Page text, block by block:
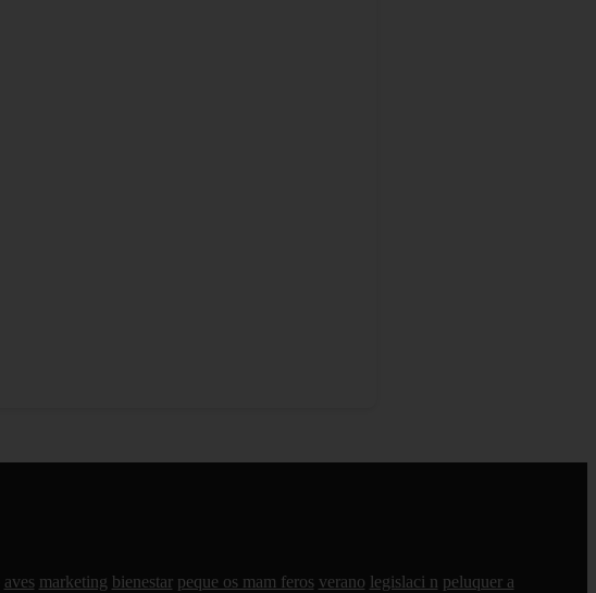
aves marketing bienestar peque os mam feros verano legislaci n peluquer a